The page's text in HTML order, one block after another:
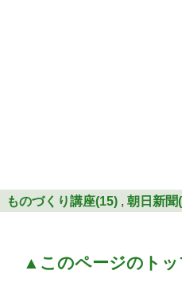
ものづくり講座(15) , 朝日新聞
▲このページのトッ